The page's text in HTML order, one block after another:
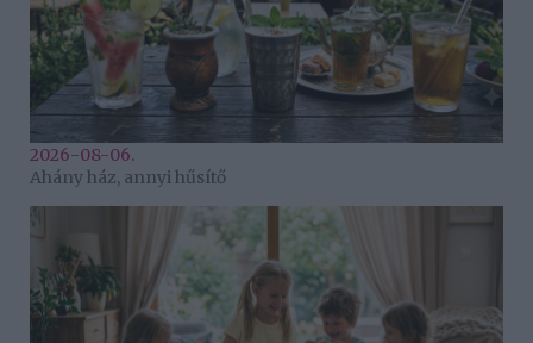
2026-08-06.
Ahány ház, annyi hűsítő